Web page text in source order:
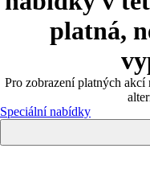
platná,
Pro zobrazení platných
Speciální nabídky